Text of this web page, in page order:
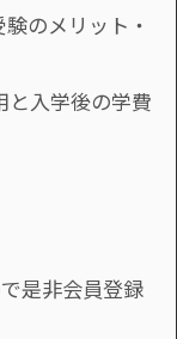
のメリット・
と入学後の学費
是非会員登録